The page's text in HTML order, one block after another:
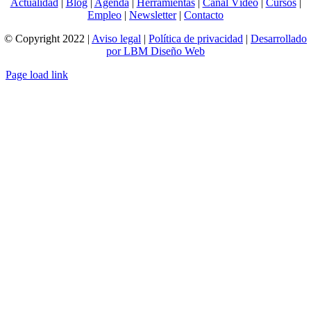
Actualidad | Blog| Agenda | Herramientas| Canal Vídeo| Cursos|
Empleo | Newsletter| Contacto
© Copyright 2022 | Aviso legal | Política de privacidad | Desarrollado
por LBM Diseño Web
Page load link